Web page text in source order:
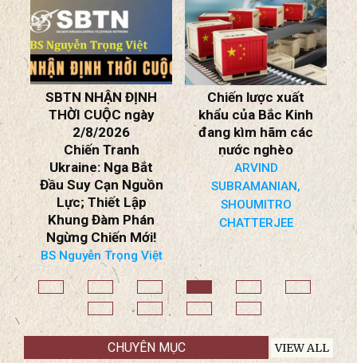
SBTN NHẬN ĐỊNH
THỜI CUỘC ngày
2/8/2026
Chiến Tranh
Ukraine: Nga Bắt
Đầu Suy Cạn Nguồn
Lực; Thiết Lập
Khung Đàm Phán
Ngừng Chiến Mới!
BS Nguyễn Trọng Việt
Chiến lược xuất
khẩu của Bắc Kinh
đang kìm hãm các
nước nghèo
ARVIND
SUBRAMANIAN,
SHOUMITRO
CHATTERJEE
CHUYÊN MỤC VIEW ALL